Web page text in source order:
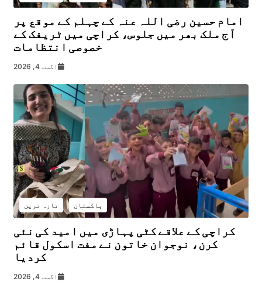
امام حسین رضی اللہ عنہ کے چہلم کے موقع پر
آج ملک بھر میں جلوس، کراچی میں ٹریفک کے
خصوصی انتظامات
اگست 4, 2026
پاکستان تازہ ترین
کراچی کے علاقے کٹی پہاڑی میں امید کی نئی
کرن، نوجوان خاتون نے مفت اسکول قائم
کردیا
اگست 4, 2026